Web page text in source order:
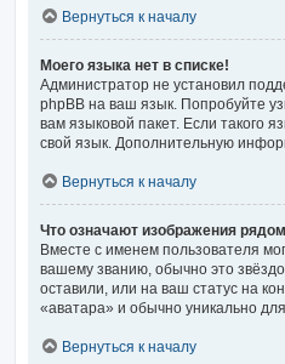
Вернуться к началу
Моего языка нет в списке!
Администратор не установил
phpBB на ваш язык. Попробуйте
вам языковой пакет. Если такого
свой язык. Дополнительную
Вернуться к началу
Что означают изображения
Вместе с именем пользователя
вашему званию, обычно это
оставили, или на ваш статус на
«аватара» и обычно уникально
Вернуться к началу